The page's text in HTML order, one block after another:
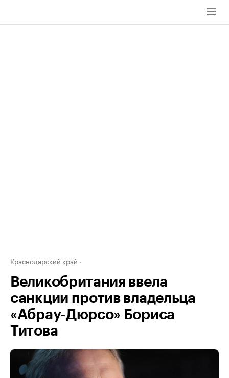
Краснодарский край
Великобритания ввела
санкции против владельца
«Абрау-Дюрсо» Бориса
Титова